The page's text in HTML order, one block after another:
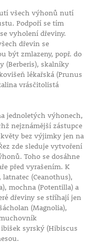
všech výhonů nutí
Podpoří se tím
vyholení dřeviny.
dřevin se
být zmlazeny, popř. do
(Berberis), skalníky
lékařská (Prunus
vrásčitolistá
jednoletých výhonech,
nejznámější zástupce
bez výjimky jen na
zde sleduje vytvoření
Toho se dosáhne
před vyrašením. K
(Ceanothus),
mochna (Potentilla) a
dřeviny se stříhají jen
(Magnolia),
syrský (Hibiscus